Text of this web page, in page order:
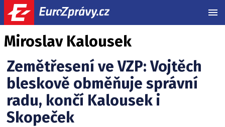
Miroslav Kalousek
Zemětřesení ve VZP: Vojtěch
bleskově obměňuje správní
radu, končí Kalousek i
Skopeček